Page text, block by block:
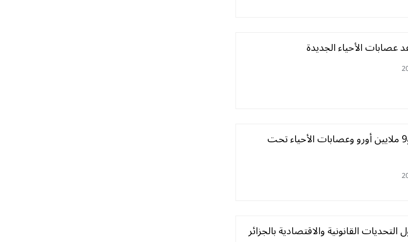
عصابات الأحياء الجديدة
حجز 1300 مليار و9 ملايين أورو وعصابات الأحياء تحت
القانونية والاقتصادية بالجزائر